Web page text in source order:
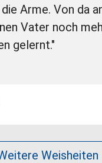
Arme. Von da
Vater noch
gelernt."
Weisheiten